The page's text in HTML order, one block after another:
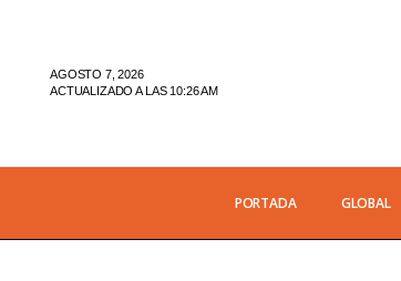
AGOSTO 7, 2026
ACTUALIZADO A LAS 10:26 AM
PORTADA GLOBAL